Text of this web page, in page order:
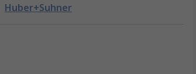
Huber+Suhner